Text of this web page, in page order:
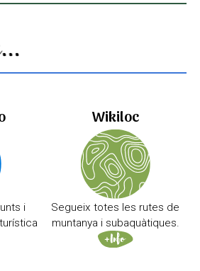
i
Wikiloc
Segueix totes les rutes de
muntanya i subaquàtiques.